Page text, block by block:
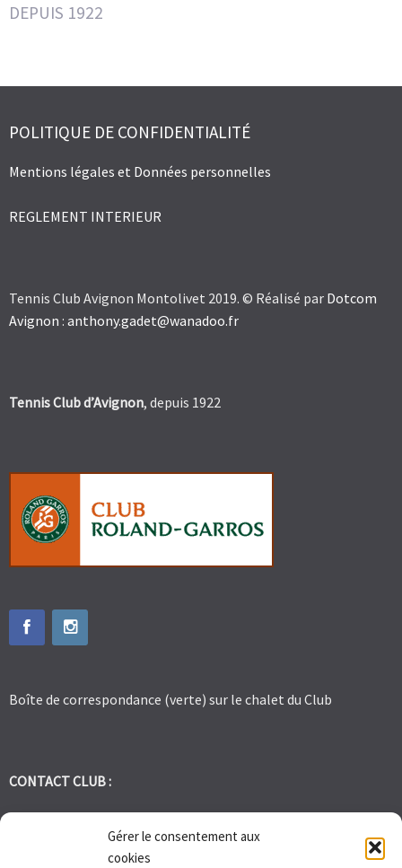
Gérer le consentement aux
cookies
DEPUIS 1922
POLITIQUE DE CONFIDENTIALITÉ
Mentions légales et Données personnelles
REGLEMENT INTERIEUR
Tennis Club Avignon Montolivet 2019. © Réalisé par Dotcom
Avignon : anthony.gadet@wanadoo.fr
Tennis Club d’Avignon, depuis 1922
Boîte de correspondance (verte) sur le chalet du Club
CONTACT CLUB :
tennis.club.avignon@orange.fr